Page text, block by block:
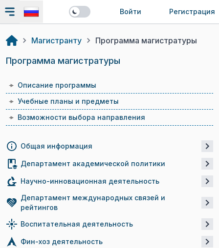
Войти Регистрация
Общая информация
Департамент академической политики
Научно-инновационная деятельность
Департамент международных связей и
рейтингов
Воспитательная деятельность
Фин-хоз деятельность
Магистранту Программа магистратуры
Программа магистратуры
Описание программы
Учебные планы и предметы
Возможности выбора направления